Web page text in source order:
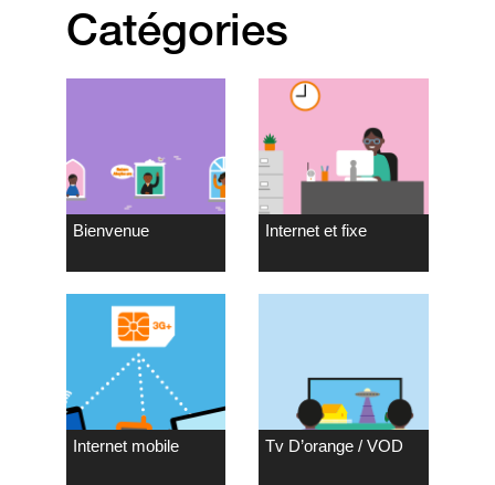
Catégories
Bienvenue Internet et fixe
Internet mobile Tv D’orange / VOD